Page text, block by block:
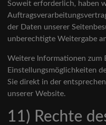
Soweit erforderlich, haben
der Daten unserer
unberechtigte Weitergabe
Weitere Informationen zum
Einstellungsmöglichkeiten
Sie direkt in der
unserer Website.
11) Rechte